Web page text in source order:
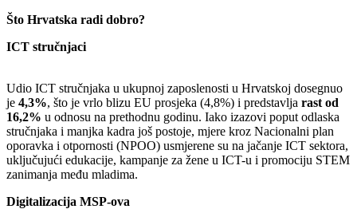
Što Hrvatska radi dobro?
ICT stručnjaci
Udio ICT stručnjaka u ukupnoj zaposlenosti u Hrvatskoj dosegnuo
je 4,3%, što je vrlo blizu EU prosjeka (4,8%) i predstavlja rast od
16,2% u odnosu na prethodnu godinu. Iako izazovi poput odlaska
stručnjaka i manjka kadra još postoje, mjere kroz Nacionalni plan
oporavka i otpornosti (NPOO) usmjerene su na jačanje ICT sektora,
uključujući edukacije, kampanje za žene u ICT-u i promociju STEM
zanimanja među mladima.
Digitalizacija MSP-ova